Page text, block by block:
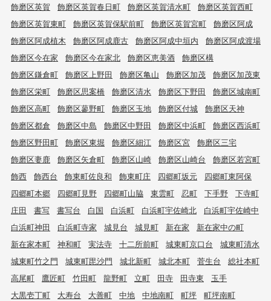
飾磨区英賀 飾磨区英賀春日町 飾磨区英賀清水町
飾磨区英賀西町
飾磨区英賀東町
飾磨区英賀保駅前町 飾磨区英賀宮町
飾磨区阿成
飾磨区阿成植木
飾磨区阿成鹿古 飾磨区阿成中垣内
飾磨区阿成渡場
飾磨区今在家
飾磨区今在家北 飾磨区恵美酒
飾磨区構
飾磨区鎌倉町
飾磨区上野田 飾磨区亀山 飾磨区加茂
飾磨区加茂東
飾磨区栄町
飾磨区思案橋 飾磨区清水 飾磨区下野田
飾磨区城南町
飾磨区高町
飾磨区蓼野町 飾磨区玉地 飾磨区付城
飾磨区天神
飾磨区都倉
飾磨区中島 飾磨区中野田 飾磨区中浜町
飾磨区西浜町
飾磨区野田町
飾磨区東堀 飾磨区細江 飾磨区宮
飾磨区三宅
飾磨区妻鹿
飾磨区矢倉町 飾磨区山崎 飾磨区山崎台
飾磨区若宮町
飾西
飾西台 飾東町佐良和 飾東町庄 四郷町坂元
四郷町東阿保
四郷町本郷
四郷町見野 四郷町山脇 東雲町 忍町 下手野
下寺町
庄田
書写 書写台 白国 白浜町 白浜町宇佐崎北
白浜町宇佐崎中
白浜町神田
白浜町寺家 城見台 城見町 新在家
新在家中の町
新在家本町
神和町 実法寺 十二所前町 城東町京口台
城東町清水
城東町竹之門
城東町毘沙門 城北新町 城北本町 菅生台
総社本町
高尾町
鷹匠町 竹田町 龍野町 立町 田寺 田寺東
玉手
大黒壱丁町
大寿台 大善町 中地 中地南町 町坪
町坪南町